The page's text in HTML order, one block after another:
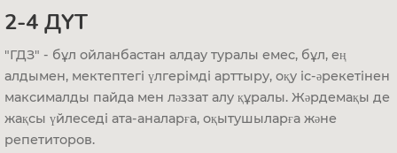
2-4 ДҮТ
"ГДЗ" - бұл ойланбастан алдау туралы емес, бұл, ең
алдымен, мектептегі үлгерімді арттыру, оқу іс-әрекетінен
максималды пайда мен ләззат алу құралы. Жәрдемақы де
жақсы үйлеседі ата-аналарға, оқытушыларға және
репетиторов.